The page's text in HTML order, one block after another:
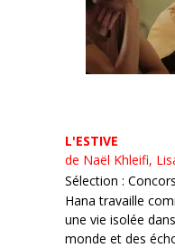
L'ESTIVE
de Naël Khleifi,
Sélection :
Hana travaille
une vie isolée
monde et des